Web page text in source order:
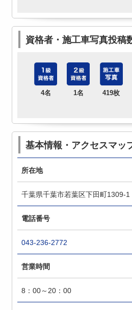
資格者・施工車写真投稿
4名 1名 419枚
基本情報・アクセスマッ
所在地
千葉県千葉市若葉区下田町1309-1
電話番号
043-236-2772
営業時間
8：00～20：00